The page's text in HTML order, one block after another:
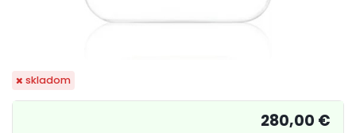
skladom
280,00 €